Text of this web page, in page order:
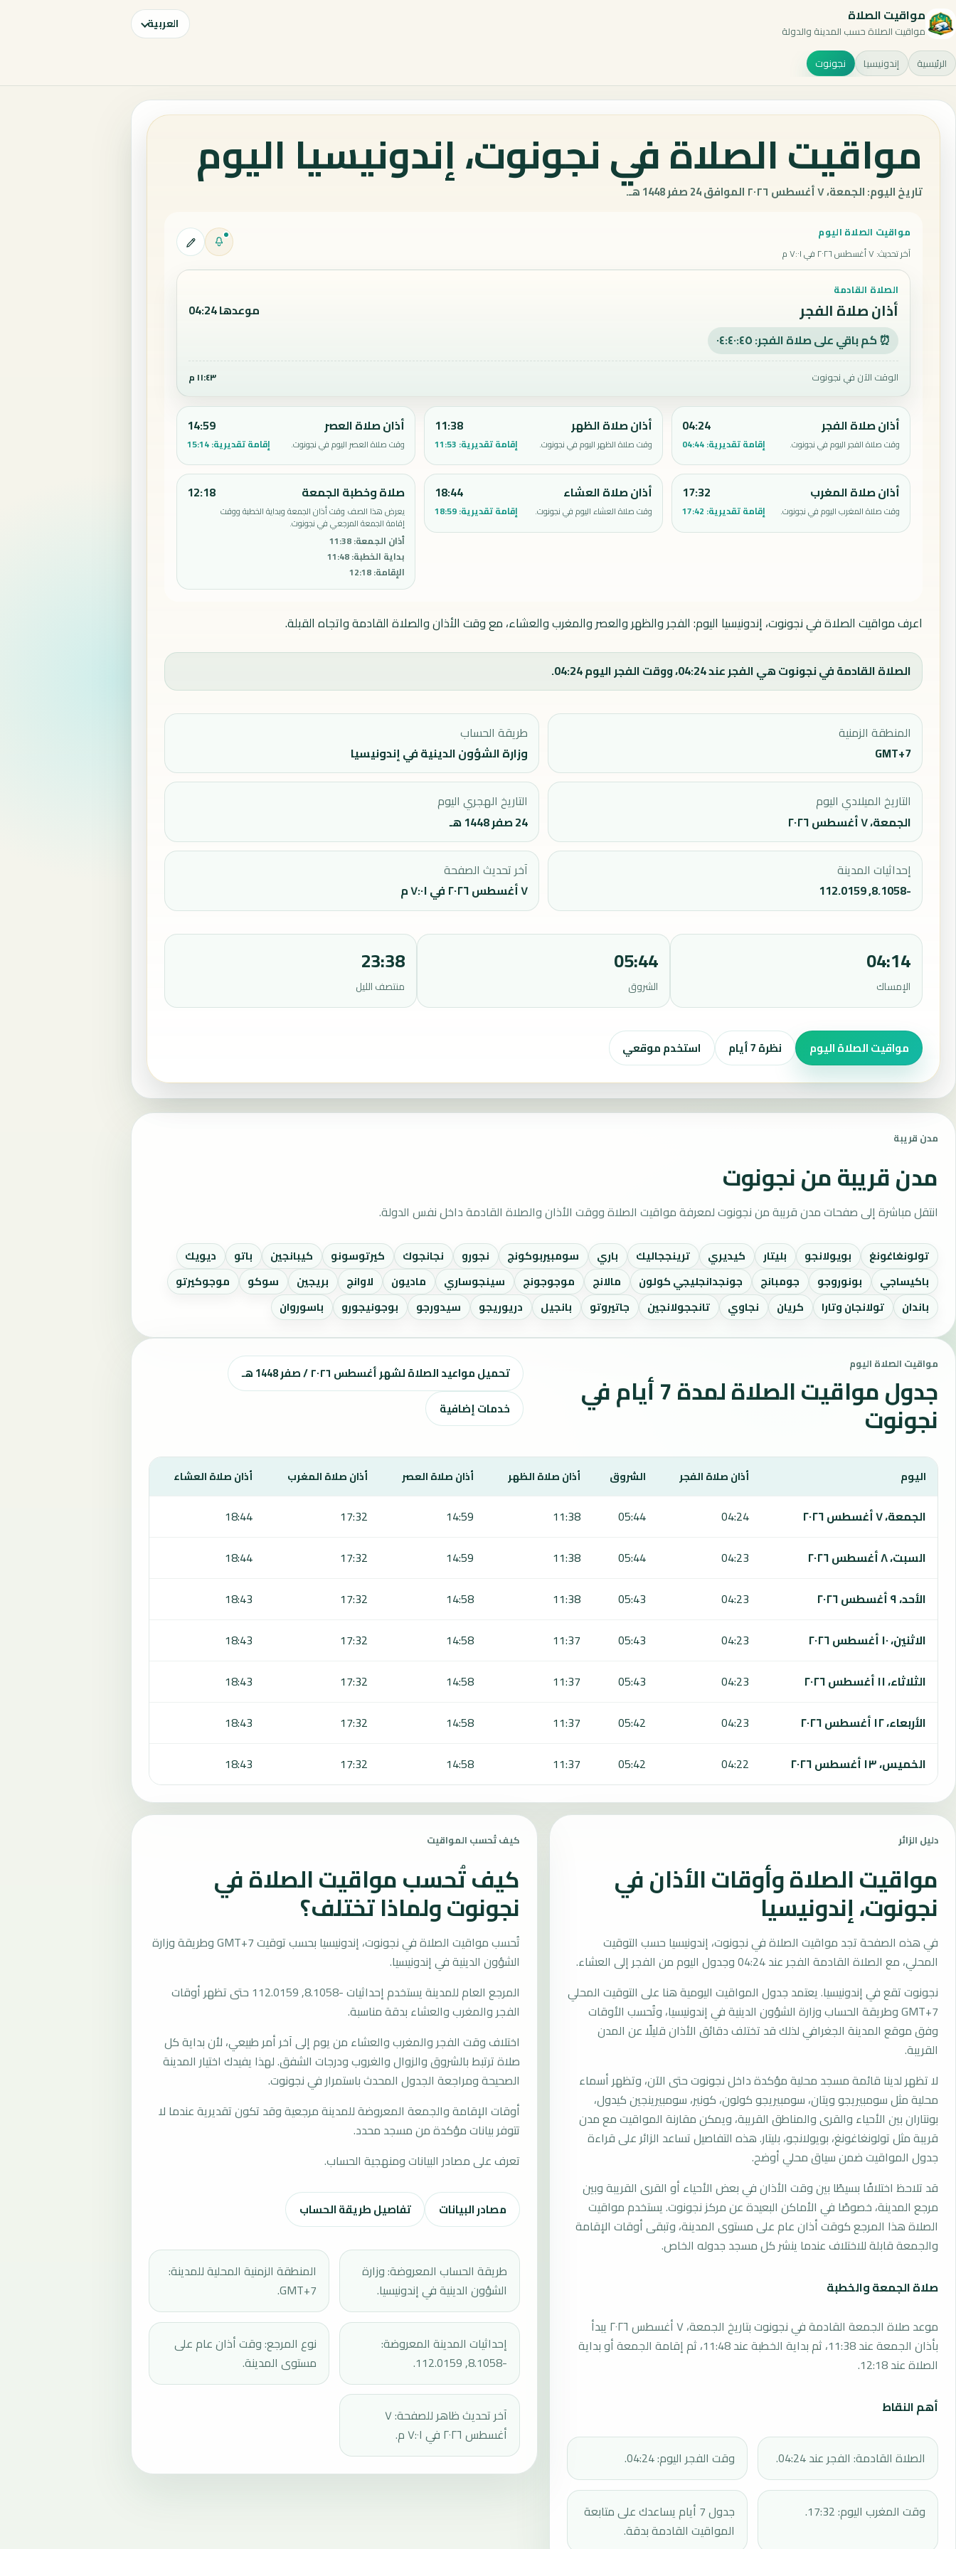
مواقيت الصلاة
مواقيت الصلاة حسب المدينة والدولة العربية
الرئيسية إندونيسيا نجونوت
مواقيت الصلاة في نجونوت، إندونيسيا اليوم
تاريخ اليوم: الجمعة، ٧ أغسطس ٢٠٢٦ الموافق 24 صفر 1448 هـ.
مواقيت الصلاة اليوم
آخر تحديث:٧ أغسطس ٢٠٢٦ في ٧:٠١ م
الصلاة القادمة
أذان صلاة الفجر موعدها 04:24
⏰ كم باقي على صلاة الفجر: ٠٤:٤٠:٤٤
الوقت الآن في نجونوت ١١:٤٣ م
أذان صلاة الفجر
وقت صلاة الفجر اليوم في نجونوت.
04:24
إقامة تقديرية:04:44
أذان صلاة الظهر
وقت صلاة الظهر اليوم في نجونوت.
11:38
إقامة تقديرية: 11:53
أذان صلاة العصر
وقت صلاة العصر اليوم في نجونوت.
14:59
إقامة تقديرية:15:14
أذان صلاة المغرب
وقت صلاة المغرب اليوم في نجونوت.
17:32
إقامة تقديرية: 17:42
أذان صلاة العشاء
وقت صلاة العشاء اليوم في نجونوت.
18:44
إقامة تقديرية:18:59
صلاة وخطبة الجمعة
يعرض هذا الصف وقت أذان الجمعة وبداية الخطبة ووقت
إقامة الجمعة المرجعي في نجونوت.
أذان الجمعة:
11:38
بداية الخطبة:
11:48
الإقامة:
12:18
12:18
اعرف مواقيت الصلاة في نجونوت، إندونيسيا اليوم: الفجر والظهر والعصر والمغرب والعشاء، مع وقت الأذان والصلاة القادمة واتجاه القبلة.
الصلاة القادمة في نجونوت هي الفجر عند 04:24، ووقت الفجر اليوم 04:24.
المنطقة الزمنية
GMT+7
طريقة الحساب
وزارة الشؤون الدينية في إندونيسيا
التاريخ الميلادي اليوم
الجمعة، ٧ أغسطس ٢٠٢٦
التاريخ الهجري اليوم
24 صفر 1448 هـ
إحداثيات المدينة
-8.1058, 112.0159
آخر تحديث الصفحة
٧ أغسطس ٢٠٢٦ في ٧:٠١ م
04:14
الإمساك
05:44
الشروق
23:38
منتصف الليل
مواقيت الصلاة اليوم نظرة 7 أيام استخدم موقعي
مدن قريبة
مدن قريبة من نجونوت
انتقل مباشرة إلى صفحات مدن قريبة من نجونوت لمعرفة مواقيت الصلاة ووقت الأذان والصلاة القادمة داخل نفس الدولة.
تولونغاغونغ بويولانجو بليتار كيديري ترينججاليك باري سومبيربوكونج نجورو نجانجوك كيرتوسونو كيبانجين باتو
ديويك
باكيساجي
بونوروجو جومبانج جونجدانجليجي كولون مالانج موجوجونج سينجوساري ماديون لاوانج بريجين سوكو
موجوكيرتو
باندان
تولانجان وتارا كريان نجاوي تانججولانجين جاتيروتو بانجيل دريوريجو سيدورجو بوجونيجورو باسوروان
مواقيت الصلاة اليوم
جدول مواقيت الصلاة لمدة 7 أيام في
نجونوت
تحميل مواعيد الصلاة لشهر أغسطس ٢٠٢٦ / صفر 1448 هـ
خدمات إضافية
يعرض هذا الجدول مواقيت الصلاة لمدة 7 أيام في نجونوت، بما يشمل الفجر والشروق والظهر والعصر والمغرب والعشاء.
اليوم أذان صلاة الفجر الشروق أذان صلاة الظهر أذان صلاة العصر أذان صلاة المغرب أذان صلاة العشاء
الجمعة، ٧ أغسطس ٢٠٢٦ 04:24
05:44
11:38
14:59
17:32
18:44
السبت، ٨ أغسطس ٢٠٢٦
04:23
05:44
11:38
14:59
17:32
18:44
الأحد، ٩ أغسطس ٢٠٢٦
04:23
05:43
11:38
14:58
17:32
18:43
الاثنين، ١٠ أغسطس ٢٠٢٦
04:23
05:43
11:37
14:58
17:32
18:43
الثلاثاء، ١١ أغسطس ٢٠٢٦
04:23
05:43
11:37
14:58
17:32
18:43
الأربعاء، ١٢ أغسطس ٢٠٢٦
04:23
05:42
11:37
14:58
17:32
18:43
الخميس، ١٣ أغسطس ٢٠٢٦
04:22
05:42
11:37
14:58
17:32
18:43
دليل الزائر
مواقيت الصلاة وأوقات الأذان في
نجونوت، إندونيسيا
في هذه الصفحة تجد مواقيت الصلاة في نجونوت، إندونيسيا حسب التوقيت
المحلي، مع الصلاة القادمة الفجر عند 04:24 وجدول اليوم من الفجر إلى العشاء.
نجونوت تقع في إندونيسيا. يعتمد جدول المواقيت اليومية هنا على التوقيت المحلي
GMT+7 وطريقة الحساب وزارة الشؤون الدينية في إندونيسيا، وتُحسب الأوقات
وفق موقع المدينة الجغرافي لذلك قد تختلف دقائق الأذان قليلًا عن المدن
القريبة.
لا تظهر لدينا قائمة مسجد محلية مؤكدة داخل نجونوت حتى الآن، وتظهر أسماء
محلية مثل سومبيريجو ويتان، سومبيريجو كولون، كونير، سومبيرينجين كيدول،
بونتاران بين الأحياء والقرى والمناطق القريبة، ويمكن مقارنة المواقيت مع مدن
قريبة مثل تولونغاغونغ، بويولانجو، بليتار. هذه التفاصيل تساعد الزائر على قراءة
جدول المواقيت ضمن سياق محلي أوضح.
قد تلاحظ اختلافًا بسيطًا بين وقت الأذان في بعض الأحياء أو القرى القريبة وبين
مرجع المدينة، خصوصًا في الأماكن البعيدة عن مركز نجونوت. يستخدم مواقيت
الصلاة هذا المرجع كوقت أذان عام على مستوى المدينة، وتبقى أوقات الإقامة
والجمعة قابلة للاختلاف عندما ينشر كل مسجد جدوله الخاص.
صلاة الجمعة والخطبة
موعد صلاة الجمعة القادمة في نجونوت بتاريخ الجمعة، ٧ أغسطس ٢٠٢٦ يبدأ
بأذان الجمعة عند 11:38، ثم بداية الخطبة عند 11:48، ثم إقامة الجمعة أو بداية
الصلاة عند 12:18.
أهم النقاط
الصلاة القادمة: الفجر عند 04:24. وقت الفجر اليوم: 04:24.
وقت المغرب اليوم: 17:32.
جدول 7 أيام يساعدك على متابعة
المواقيت القادمة بدقة.
كيف تُحسب المواقيت
كيف تُحسب مواقيت الصلاة في
نجونوت ولماذا تختلف؟
تُحسب مواقيت الصلاة في نجونوت، إندونيسيا بحسب توقيت GMT+7 وطريقة وزارة
الشؤون الدينية في إندونيسيا.
المرجع العام للمدينة يستخدم إحداثيات -8.1058, 112.0159 حتى تظهر أوقات
الفجر والمغرب والعشاء بدقة مناسبة.
اختلاف وقت الفجر والمغرب والعشاء من يوم إلى آخر أمر طبيعي، لأن بداية كل
صلاة ترتبط بالشروق والزوال والغروب ودرجات الشفق. لهذا يفيدك اختيار المدينة
الصحيحة ومراجعة الجدول المحدث باستمرار في نجونوت.
أوقات الإقامة والجمعة المعروضة للمدينة مرجعية وقد تكون تقديرية عندما لا
تتوفر بيانات مؤكدة من مسجد محدد.
تعرف على مصادر البيانات ومنهجية الحساب.
مصادر البيانات تفاصيل طريقة الحساب
طريقة الحساب المعروضة: وزارة
الشؤون الدينية في إندونيسيا.
المنطقة الزمنية المحلية للمدينة:
GMT+7.
إحداثيات المدينة المعروضة:
-8.1058, 112.0159.
نوع المرجع: وقت أذان عام على
مستوى المدينة.
آخر تحديث ظاهر للصفحة: ٧
أغسطس ٢٠٢٦ في ٧:٠١ م.